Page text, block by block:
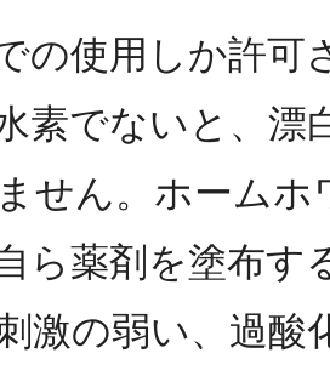
の使用しか許可
素でないと、漂
せん。ホーム
ら薬剤を塗布す
激の弱い、過酸